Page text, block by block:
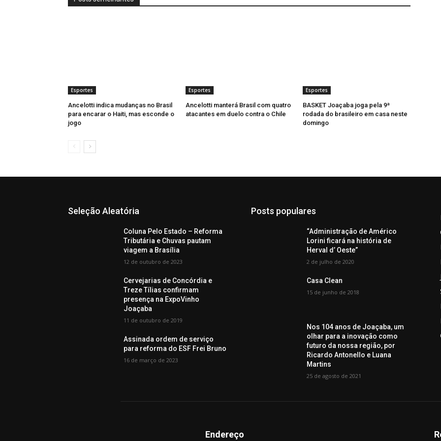
Esportes
Ancelotti indica mudanças no Brasil
para encarar o Haiti, mas esconde o
jogo
Esportes
Ancelotti manterá Brasil com quatro
atacantes em duelo contra o Chile
Esportes
BASKET Joaçaba joga pela 9ª
rodada do brasileiro em casa neste
domingo
Seleção Aleatória
Coluna Pelo Estado – Reforma
Tributária e Chuvas pautam
viagem a Brasília
12 de outubro de 2023
Cervejarias de Concórdia e
Treze Tílias confirmam
presença na ExpoVinho
Joaçaba
11 de outubro de 2019
Assinada ordem de serviço
para reforma do ESF Frei Bruno
16 de março de 2023
Posts populares
“Administração de Américo
Lorini ficará na história de
Herval d’ Oeste”
2 de julho de 2020
Casa Clean
15 de junho de 2018
Nos 104 anos de Joaçaba, um
olhar para a inovação como
futuro da nossa região, por
Ricardo Antonello e Luana
Martins
25 de agosto de 2021
Endereço